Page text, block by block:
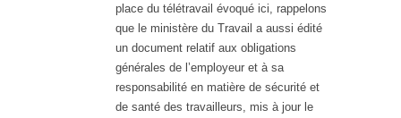
place du télétravail évoqué ici, rappelons
que le ministère du Travail a aussi édité
un document relatif aux obligations
générales de l’employeur et à sa
responsabilité en matière de sécurité et
de santé des travailleurs, mis à jour le